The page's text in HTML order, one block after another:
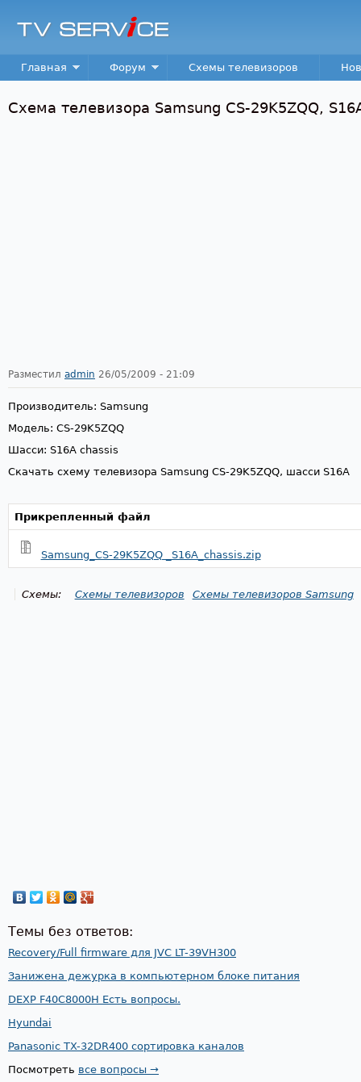
TV
Service
Main menu
Главная Форум Схемы телевизоров
Схема телевизора Samsung CS-29K5ZQQ,
Разместил admin 26/05/2009 - 21:09
Производитель: Samsung
Модель: CS-29K5ZQQ
Шасси: S16A chassis
Скачать схему телевизора Samsung CS-29K5ZQQ, шасси S16A
Прикрепленный файл
Samsung_CS-29K5ZQQ _S16A_chassis.zip
Схемы: Схемы телевизоров Схемы телевизоров Samsung
Темы без ответов:
Recovery/Full firmware для JVC LT-39VH300
Занижена дежурка в компьютерном блоке питания
DEXP F40C8000H Есть вопросы.
Hyundai
Panasonic TX-32DR400 сортировка каналов
Посмотреть все вопросы →